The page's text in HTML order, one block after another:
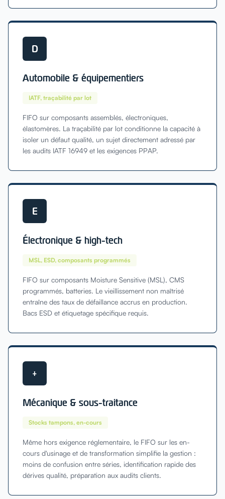
D
Automobile & équipementiers
IATF, traçabilité par lot
FIFO sur composants assemblés, électroniques,
élastomères. La traçabilité par lot conditionne la capacité à
isoler un défaut qualité, un sujet directement adressé par
les audits IATF 16949 et les exigences PPAP.
E
Électronique & high-tech
MSL, ESD, composants programmés
FIFO sur composants Moisture Sensitive (MSL), CMS
programmés, batteries. Le vieillissement non maîtrisé
entraîne des taux de défaillance accrus en production.
Bacs ESD et étiquetage spécifique requis.
+
Mécanique & sous-traitance
Stocks tampons, en-cours
Même hors exigence réglementaire, le FIFO sur les en-
cours d'usinage et de transformation simplifie la gestion :
moins de confusion entre séries, identification rapide des
dérives qualité, préparation aux audits clients.